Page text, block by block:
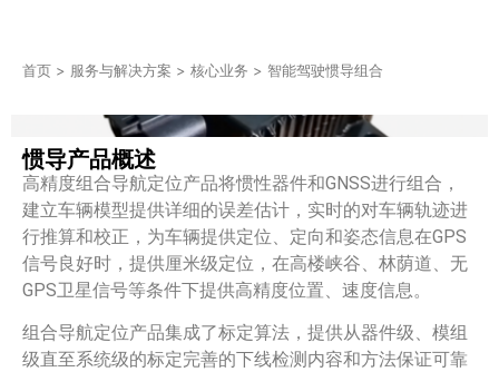
首页 > 服务与解决方案 > 核心业务 > 智能驾驶惯导组合
惯导产品概述
高精度组合导航定位产品将惯性器件和GNSS进行组合，
建立车辆模型提供详细的误差估计，实时的对车辆轨迹进
行推算和校正，为车辆提供定位、定向和姿态信息在GPS
信号良好时，提供厘米级定位，在高楼峡谷、林荫道、无
GPS卫星信号等条件下提供高精度位置、速度信息。
组合导航定位产品集成了标定算法，提供从器件级、模组
级直至系统级的标定完善的下线检测内容和方法保证可靠